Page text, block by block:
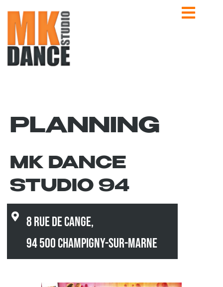
PLANNING
MK DANCE
STUDIO 94
8 rue de Cange,
94 500 Champigny-Sur-Marne